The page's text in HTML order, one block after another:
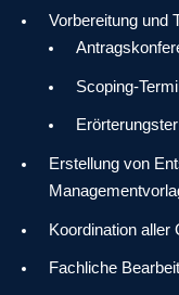
Vorbereitung und
Scoping-
Erstellung von
Koordination aller
Fachliche